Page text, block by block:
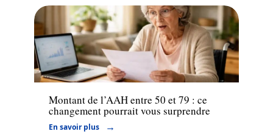
Actu
Montant de l’AAH entre 50 et 79 : ce
changement pourrait vous surprendre
En savoir plus